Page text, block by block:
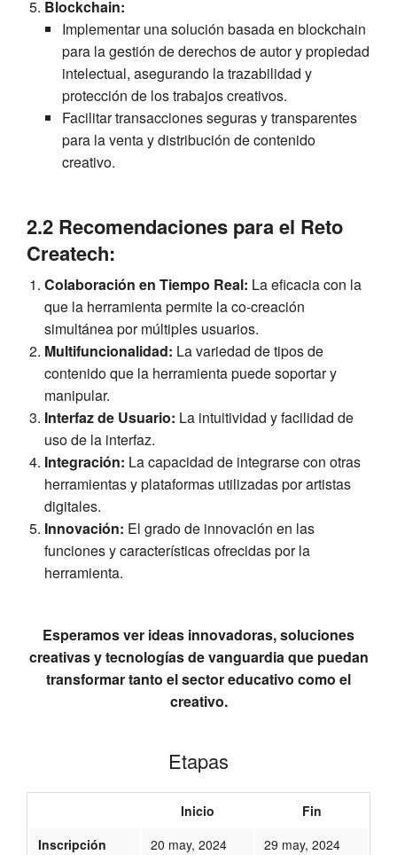
Blockchain:
Implementar una solución basada en blockchain
para la gestión de derechos de autor y propiedad
intelectual, asegurando la trazabilidad y
protección de los trabajos creativos.
Facilitar transacciones seguras y transparentes
para la venta y distribución de contenido
creativo.
2.2 Recomendaciones para el Reto
Createch:
Colaboración en Tiempo Real: La eficacia con la
que la herramienta permite la co-creación
simultánea por múltiples usuarios.
Multifuncionalidad: La variedad de tipos de
contenido que la herramienta puede soportar y
manipular.
Interfaz de Usuario: La intuitividad y facilidad de
uso de la interfaz.
Integración: La capacidad de integrarse con otras
herramientas y plataformas utilizadas por artistas
digitales.
Innovación: El grado de innovación en las
funciones y características ofrecidas por la
herramienta.
Esperamos ver ideas innovadoras, soluciones
creativas y tecnologías de vanguardia que puedan
transformar tanto el sector educativo como el
creativo.
Etapas
Inicio
Fin
Inscripción
20 may, 2024
29 may, 2024